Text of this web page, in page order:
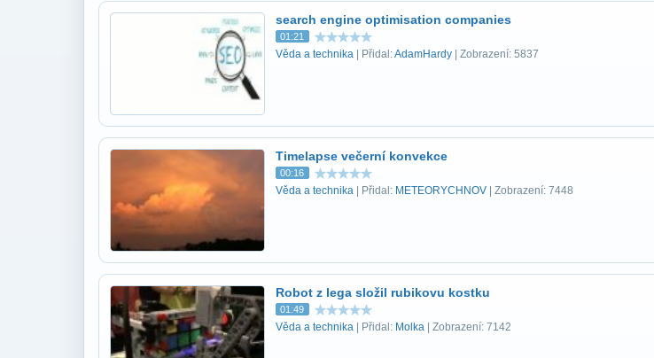
search engine optimisation companies
01:21
Věda a technika | Přidal:AdamHardy | Zobrazení: 5837
Timelapse večerní konvekce
00:16
Věda a technika | Přidal: METEORYCHNOV | Zobrazení: 7448
Robot z lega složil rubikovu kostku
01:49
Věda a technika | Přidal: Molka | Zobrazení: 7142